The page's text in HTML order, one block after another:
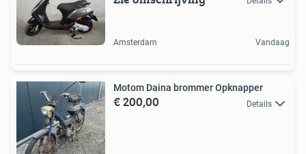
Amsterdam Vandaag
Motom Daina brommer Opknapper
€ 200,00 Details